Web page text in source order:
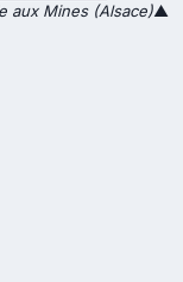
aux Mines (Alsace)▲